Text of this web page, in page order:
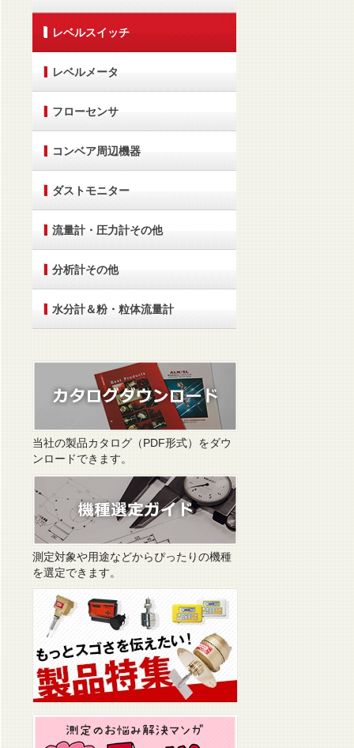
レベルスイッチ
レベルメータ
フローセンサ
コンベア周辺機器
ダストモニター
流量計・圧力計その他
分析計その他
水分計＆粉・粒体流量計
当社の製品カタログ（PDF形式）をダウ
ンロードできます。
測定対象や用途などからぴったりの機種
を選定できます。